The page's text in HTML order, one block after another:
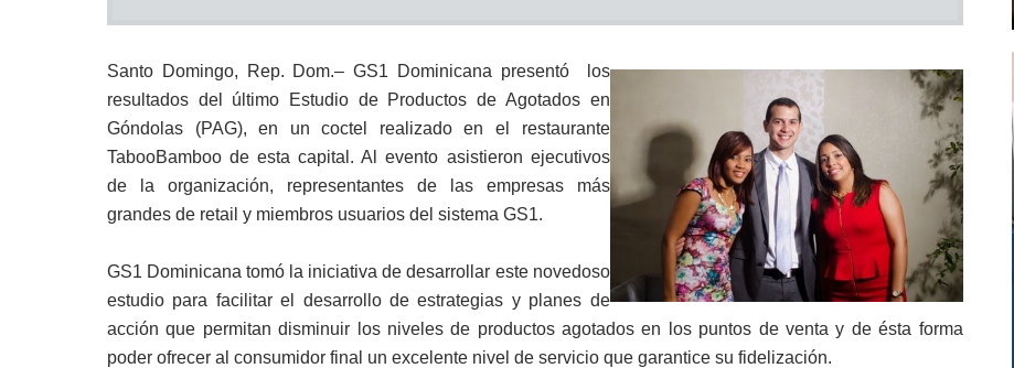
Santo Domingo, Rep. Dom.– GS1 Dominicana presentó los
resultados del último Estudio de Productos de Agotados en
Góndolas (PAG), en un coctel realizado en el restaurante
TabooBamboo de esta capital. Al evento asistieron ejecutivos
de la organización, representantes de las empresas más
grandes de retail y miembros usuarios del sistema GS1.
GS1 Dominicana tomó la iniciativa de desarrollar este novedoso
estudio para facilitar el desarrollo de estrategias y planes de
acción que permitan disminuir los niveles de productos agotados en los puntos de venta y de ésta forma
poder ofrecer al consumidor final un excelente nivel de servicio que garantice su fidelización.